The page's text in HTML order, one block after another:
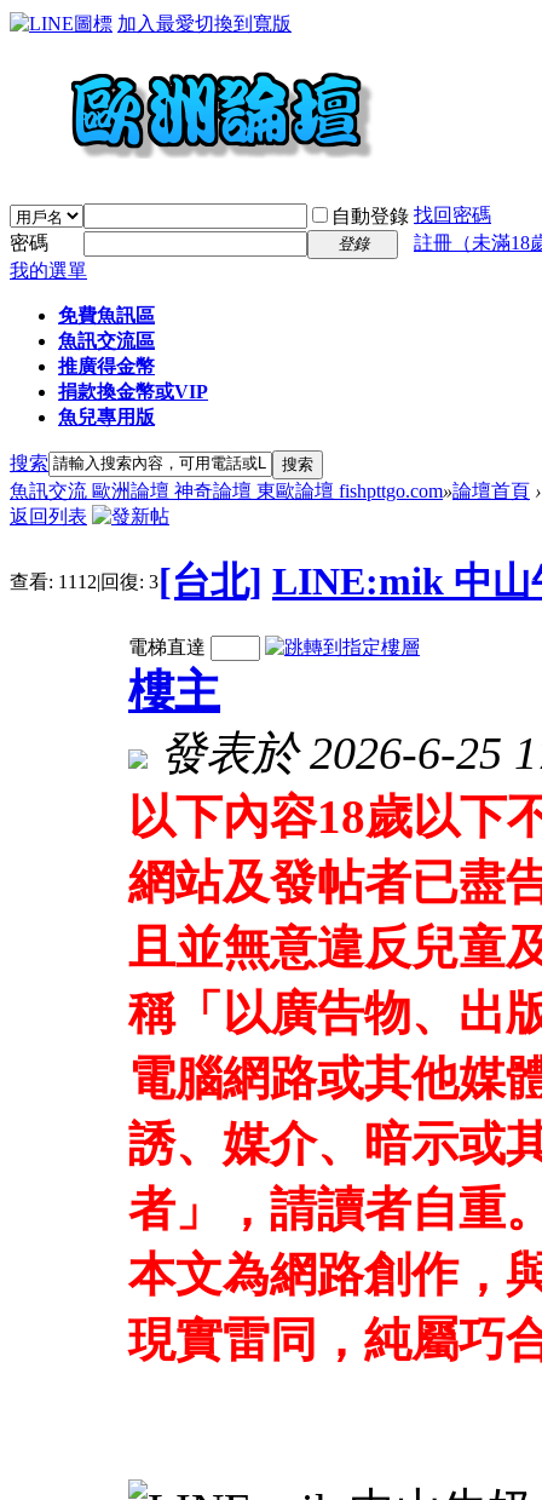
加入最愛切換到寬版
自動登錄 找回密碼
密碼
登錄
註冊（未滿18
我的選單
免費魚訊區
魚訊交流區
推廣得金幣
捐款換金幣或VIP
魚兒專用版
搜索 搜索
魚訊交流 歐洲論壇 神奇論壇 東歐論壇 fishpttgo.com»論壇首頁 ›
返回列表
查看: 1112|回復: 3[台北] LINE:mik 中山
電梯直達
樓主
發表於 2026-6-25
以下內容18歲以下
網站及發帖者已盡
且並無意違反兒童
稱「以廣告物、出
電腦網路或其他媒
誘、媒介、暗示或
者」，請讀者自重
本文為網路創作，
現實雷同，純屬巧